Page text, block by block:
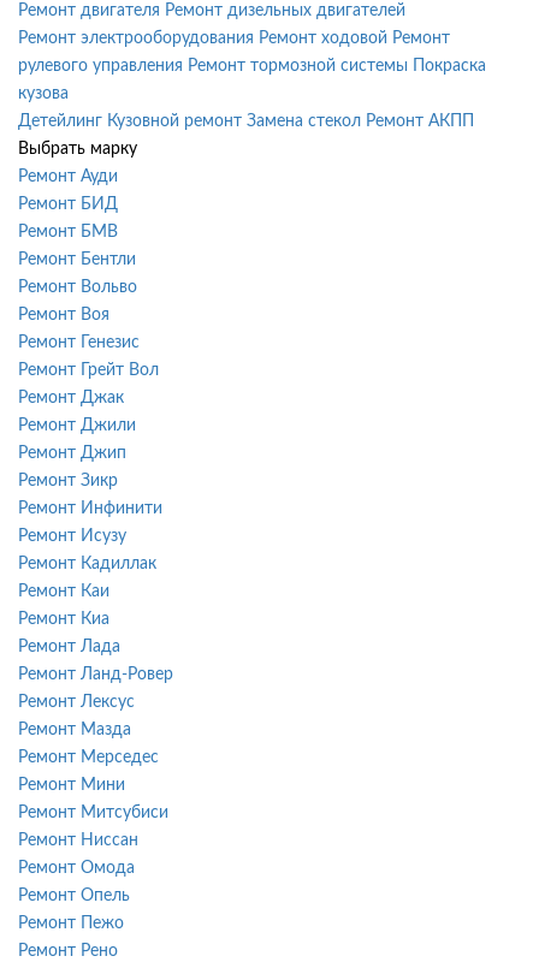
Ремонт двигателя Ремонт дизельных двигателей
Ремонт электрооборудования Ремонт ходовой Ремонт
рулевого управления Ремонт тормозной системы
Покраска
кузова
Детейлинг Кузовной ремонт Замена стекол Ремонт АКПП
Выбрать марку
Ремонт Ауди
Ремонт БИД
Ремонт БМВ
Ремонт Бентли
Ремонт Вольво
Ремонт Воя
Ремонт Генезис
Ремонт Грейт Вол
Ремонт Джак
Ремонт Джили
Ремонт Джип
Ремонт Зикр
Ремонт Инфинити
Ремонт Исузу
Ремонт Кадиллак
Ремонт Каи
Ремонт Киа
Ремонт Лада
Ремонт Ланд-Ровер
Ремонт Лексус
Ремонт Мазда
Ремонт Мерседес
Ремонт Мини
Ремонт Митсубиси
Ремонт Ниссан
Ремонт Омода
Ремонт Опель
Ремонт Пежо
Ремонт Рено